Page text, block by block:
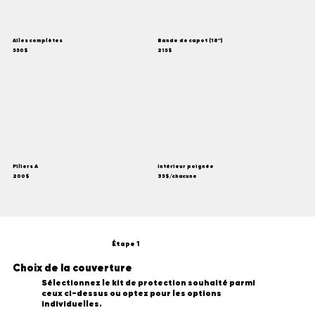
Étape 1
Choix de la couverture
Sélectionnez le kit de protection souhaité parmi
ceux ci-dessus ou optez pour les options
individuelles.
Ailes complètes
550$
Bande de capot (18'')
215$
Piliers A
200$
Intérieur poignée
35$/chacune